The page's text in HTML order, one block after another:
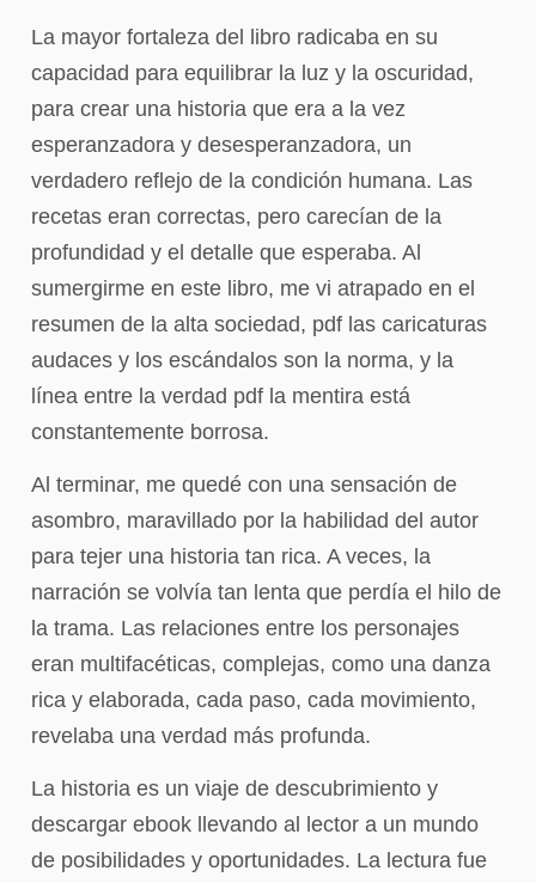
La mayor fortaleza del libro radicaba en su
capacidad para equilibrar la luz y la oscuridad,
para crear una historia que era a la vez
esperanzadora y desesperanzadora, un
verdadero reflejo de la condición humana. Las
recetas eran correctas, pero carecían de la
profundidad y el detalle que esperaba. Al
sumergirme en este libro, me vi atrapado en el
resumen de la alta sociedad, pdf las caricaturas
audaces y los escándalos son la norma, y la
línea entre la verdad pdf la mentira está
constantemente borrosa.
Al terminar, me quedé con una sensación de
asombro, maravillado por la habilidad del autor
para tejer una historia tan rica. A veces, la
narración se volvía tan lenta que perdía el hilo de
la trama. Las relaciones entre los personajes
eran multifacéticas, complejas, como una danza
rica y elaborada, cada paso, cada movimiento,
revelaba una verdad más profunda.
La historia es un viaje de descubrimiento y
descargar ebook llevando al lector a un mundo
de posibilidades y oportunidades. La lectura fue